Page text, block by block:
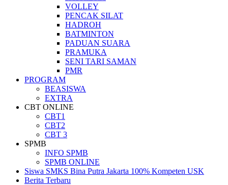
VOLLEY
PENCAK SILAT
HADROH
BATMINTON
PADUAN SUARA
PRAMUKA
SENI TARI SAMAN
PMR
PROGRAM
BEASISWA
EXTRA
CBT ONLINE
CBT1
CBT2
CBT 3
SPMB
INFO SPMB
SPMB ONLINE
Siswa SMKS Bina Putra Jakarta 100% Kompeten USK
Berita Terbaru